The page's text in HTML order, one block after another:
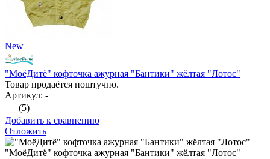
New
"МоёДитё" кофточка ажурная "Бантики" жёлтая "Лотос"
Товар продаётся поштучно.
Артикул: -
(5)
Добавить к сравнению
Отложить
"МоёДитё" кофточка ажурная "Бантики" жёлтая "Лотос"